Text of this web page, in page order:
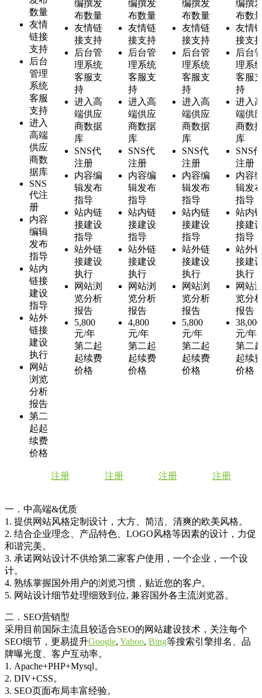
数量
友情
链接
支持
后台
管理
系统
客服
支持
进入
高端
供应
商数
据库
SNS
代注
册
内容
编辑
发布
指导
站内
链接
建设
指导
站外
链接
建设
执行
网站
浏览
分析
报告
第二
起起
续费
价格
编撰发
布数量
友情链
接支持
后台管
理系统
客服支
持
进入高
端供应
商数据
库
SNS代
注册
内容编
辑发布
指导
站内链
接建设
指导
站外链
接建设
执行
网站浏
览分析
报告
5,800
元/年
第二起
起续费
价格
编撰发
布数量
友情链
接支持
后台管
理系统
客服支
持
进入高
端供应
商数据
库
SNS代
注册
内容编
辑发布
指导
站内链
接建设
指导
站外链
接建设
执行
网站浏
览分析
报告
4,800
元/年
第二起
起续费
价格
编撰发
布数量
友情链
接支持
后台管
理系统
客服支
持
进入高
端供应
商数据
库
SNS代
注册
内容编
辑发布
指导
站内链
接建设
指导
站外链
接建设
执行
网站浏
览分析
报告
5,800
元/年
第二起
起续费
价格
编撰
布数
友情
接支
后台
理系
客服
持
进入
端供
商数
库
SNS代
注册
内容
辑发
指导
站内
接建
指导
站外
接建
执行
网站
览分
报告
38,000
元/年
第二
起续
价格
注册 注册 注册 注册
一．中高端&优质
1. 提供网站风格定制设计，大方、简洁、清爽的欧美风格。
2. 结合企业理念、产品特色、LOGO风格等因素的设计，力促
和谐完美。
3. 承诺网站设计不供给第二家客户使用，一个企业，一个设
计。
4. 熟练掌握国外用户的浏览习惯，贴近您的客户。
5. 网站设计细节处理细致到位, 兼容国外各主流浏览器。
二．SEO营销型
采用目前国际主流且较适合SEO的网站建设技术，关注每个
SEO细节，更易提升Google, Yahoo, Bing等搜索引擎排名、品
牌曝光度、客户互动率。
1. Apache+PHP+Mysql。
2. DIV+CSS。
3. SEO页面布局丰富经验。